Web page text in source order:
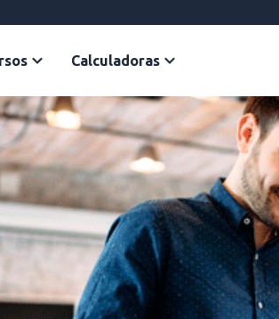
Calculadoras